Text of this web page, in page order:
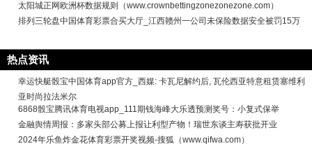
太阳城正网欧洲杯数据规则（www.crownbettingzonezonezone.com）
排列三轮盘中国体育彩票合买大厅_江西赣州一公司未保险数据安全被罚15万
热点资讯
幸运快艇骰宝中国体育app官方_西媒: 卡瓦尼解约后, 瓦伦西亚特意租赁塞维利
亚时尚拉法米尔
6868骰宝腾讯体育电视app_111期钱海峰大乐透预测奖号：小复式保举
金融舆情周报：多家头部公募上报让利型产物！瑞世东谈主寿获批开业
2024年乐鱼炸金花体育彩票开奖视频-搜狐（www.qifwa.com）